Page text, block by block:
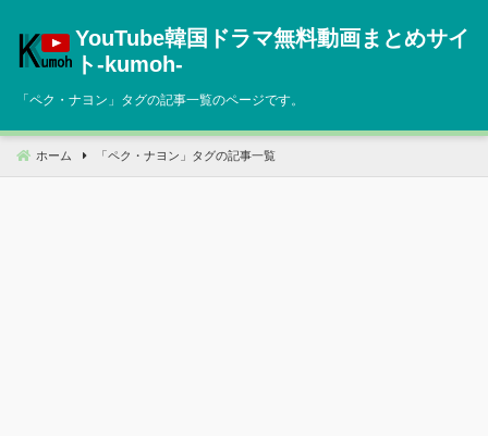
へ
動
YouTube韓国ドラマ無料動画まとめサイ
ト‐kumoh‐
「ペク・ナヨン 」タグの記事一覧のページです。
ホーム 「 ペク・ナヨン 」タグの記事一覧